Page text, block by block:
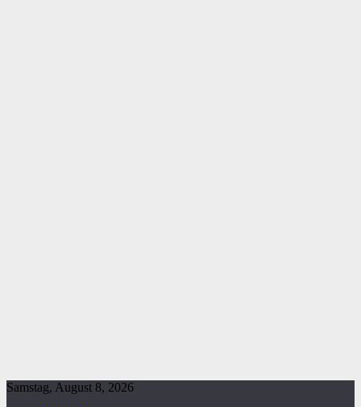
Samstag, August 8, 2026